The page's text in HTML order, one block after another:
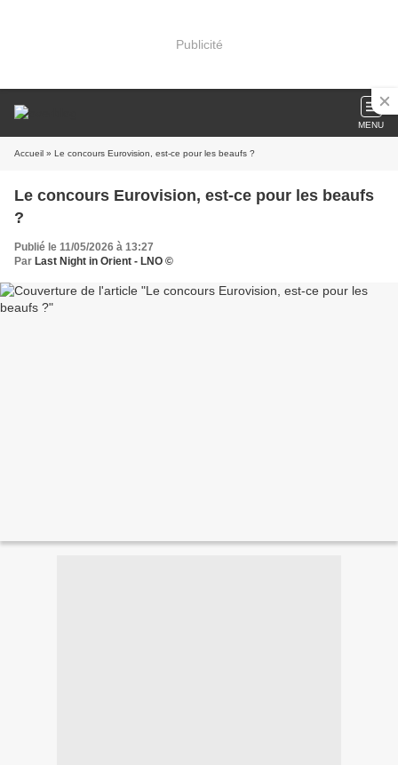
Publicité
MENU
Accueil » Le concours Eurovision, est-ce pour les beaufs ?
Le concours Eurovision, est-ce pour les beaufs
?
Publié le 11/05/2026 à 13:27
Par Last Night in Orient - LNO ©